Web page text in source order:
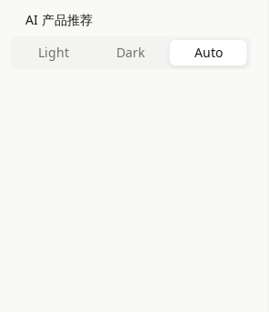
AI 产品推荐
Light
Dark Auto